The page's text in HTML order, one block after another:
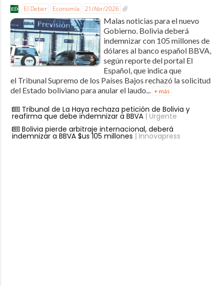
El Deber Economía 21/Abr/2026
Malas noticias para el nuevo
Gobierno. Bolivia deberá
indemnizar con 105 millones de
dólares al banco español BBVA,
según reporte del portal El
Español, que indica que
el Tribunal Supremo de los Países Bajos rechazó la solicitud
del Estado boliviano para anular el laudo... + más
Tribunal de La Haya rechaza petición de Bolivia y
reafirma que debe indemnizar a BBVA| Urgente
Bolivia pierde arbitraje internacional, deberá
indemnizar a BBVA $us 105 millones | Innovapress